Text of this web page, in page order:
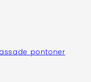
pontoner